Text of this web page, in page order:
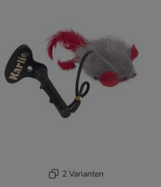
2 Varianten